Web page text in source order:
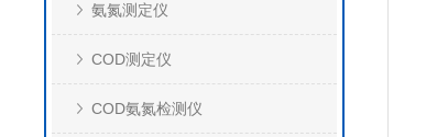
氨氮测定仪
COD测定仪
COD氨氮检测仪